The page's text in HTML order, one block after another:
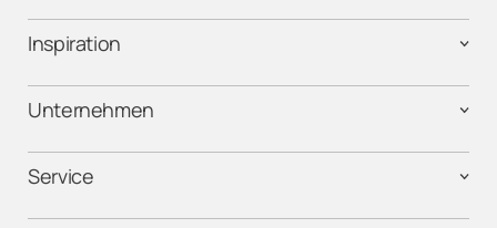
Inspiration
Unternehmen
Service